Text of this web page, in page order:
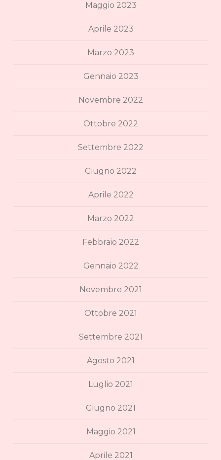
Maggio 2023
Aprile 2023
Marzo 2023
Gennaio 2023
Novembre 2022
Ottobre 2022
Settembre 2022
Giugno 2022
Aprile 2022
Marzo 2022
Febbraio 2022
Gennaio 2022
Novembre 2021
Ottobre 2021
Settembre 2021
Agosto 2021
Luglio 2021
Giugno 2021
Maggio 2021
Aprile 2021